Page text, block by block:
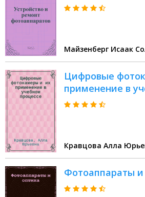
Майзенберг Исаак
Цифровые
применение в
Кравцова Алла
Фотоаппараты и